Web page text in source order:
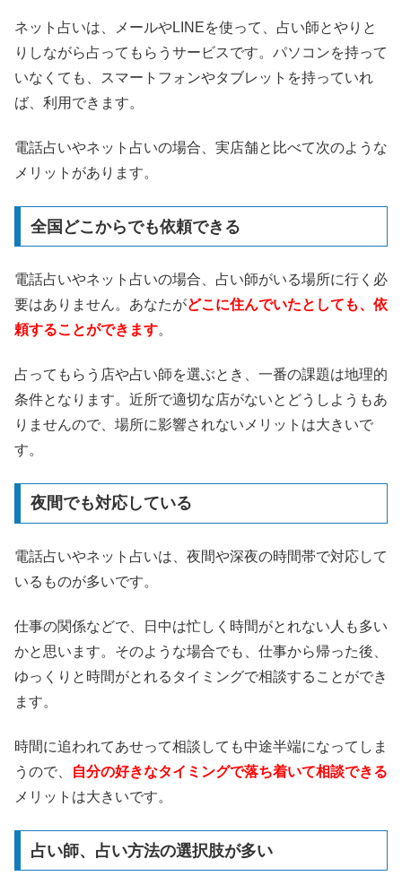
ネット占いは、メールやLINEを使って、占い師とやりと
りしながら占ってもらうサービスです。パソコンを持って
いなくても、スマートフォンやタブレットを持っていれ
ば、利用できます。
電話占いやネット占いの場合、実店舗と比べて次のような
メリットがあります。
全国どこからでも依頼できる
電話占いやネット占いの場合、占い師がいる場所に行く必
要はありません。あなたがどこに住んでいたとしても、依
頼することができます。
占ってもらう店や占い師を選ぶとき、一番の課題は地理的
条件となります。近所で適切な店がないとどうしようもあ
りませんので、場所に影響されないメリットは大きいで
す。
夜間でも対応している
電話占いやネット占いは、夜間や深夜の時間帯で対応して
いるものが多いです。
仕事の関係などで、日中は忙しく時間がとれない人も多い
かと思います。そのような場合でも、仕事から帰った後、
ゆっくりと時間がとれるタイミングで相談することができ
ます。
時間に追われてあせって相談しても中途半端になってしま
うので、
自分の好きなタイミングで落ち着いて相談できる
メリットは大きいです。
占い師、占い方法の選択肢が多い